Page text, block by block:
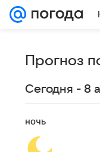
Прогноз
Сегодня - 8
ночь